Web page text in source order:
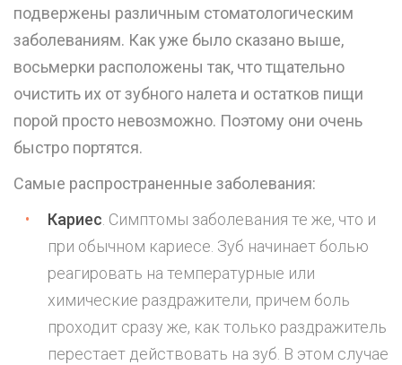
подвержены различным стоматологическим
заболеваниям. Как уже было сказано выше,
восьмерки расположены так, что тщательно
очистить их от зубного налета и остатков пищи
порой просто невозможно. Поэтому они очень
быстро портятся.
Самые распространенные заболевания:
Кариес. Симптомы заболевания те же, что и
при обычном кариесе. Зуб начинает болью
реагировать на температурные или
химические раздражители, причем боль
проходит сразу же, как только раздражитель
перестает действовать на зуб. В этом случае